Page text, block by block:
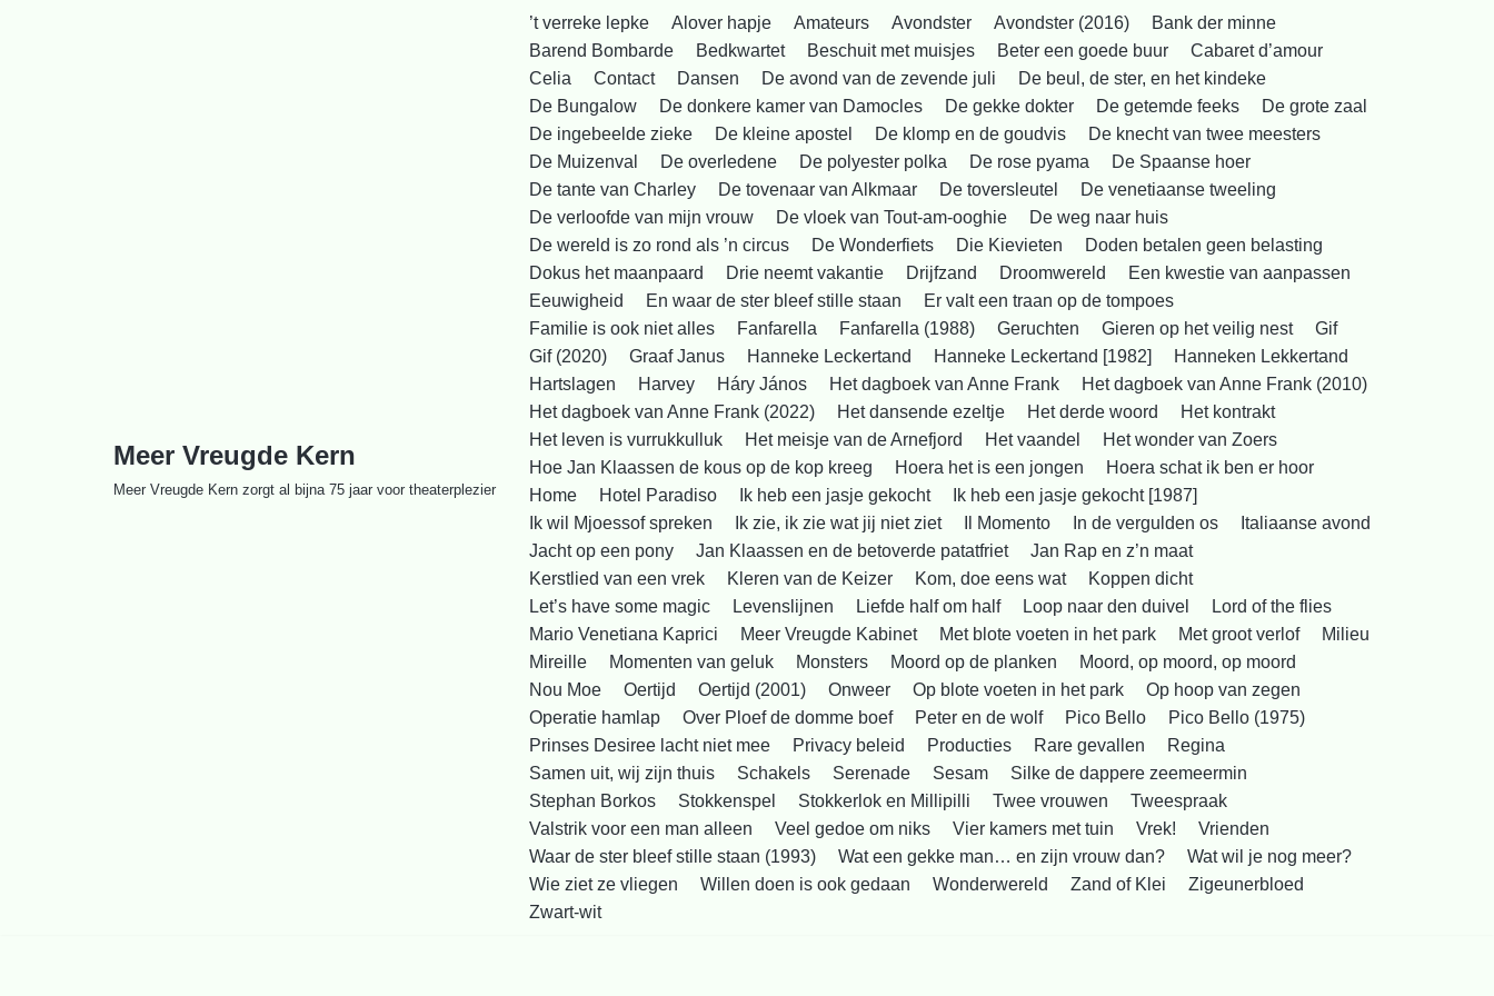
Meer Vreugde Kern
Meer Vreugde Kern zorgt al bijna 75 jaar voor theaterplezier
’t verreke lepke Alover hapje Amateurs Avondster Avondster (2016)
Bank der minne
Barend Bombarde
Bedkwartet Beschuit met muisjes Beter een goede buur
Cabaret d’amour
Celia
Contact Dansen De avond van de zevende juli
De beul, de ster, en het kindeke
De Bungalow
De donkere kamer van Damocles De gekke dokter De getemde feeks
De grote zaal
De ingebeelde zieke
De kleine apostel De klomp en de goudvis
De knecht van twee meesters
De Muizenval
De overledene De polyester polka De rose pyama
De Spaanse hoer
De tante van Charley
De tovenaar van Alkmaar De toversleutel
De venetiaanse tweeling
De verloofde van mijn vrouw
De vloek van Tout-am-ooghie
De weg naar huis
De wereld is zo rond als ’n circus
De Wonderfiets Die Kievieten
Doden betalen geen belasting
Dokus het maanpaard
Drie neemt vakantie Drijfzand Droomwereld
Een kwestie van aanpassen
Eeuwigheid
En waar de ster bleef stille staan
Er valt een traan op de tompoes
Familie is ook niet alles
Fanfarella Fanfarella (1988) Geruchten Gieren op het veilig nest
Gif
Gif (2020)
Graaf Janus Hanneke Leckertand Hanneke Leckertand [1982]
Hanneken Lekkertand
Hartslagen
Harvey Háry János Het dagboek van Anne Frank
Het dagboek van Anne Frank (2010)
Het dagboek van Anne Frank (2022)
Het dansende ezeltje Het derde woord
Het kontrakt
Het leven is vurrukkulluk
Het meisje van de Arnefjord Het vaandel
Het wonder van Zoers
Hoe Jan Klaassen de kous op de kop kreeg
Hoera het is een jongen
Hoera schat ik ben er hoor
Home
Hotel Paradiso Ik heb een jasje gekocht
Ik heb een jasje gekocht [1987]
Ik wil Mjoessof spreken
Ik zie, ik zie wat jij niet ziet Il Momento In de vergulden os
Italiaanse avond
Jacht op een pony
Jan Klaassen en de betoverde patatfriet
Jan Rap en z’n maat
Kerstlied van een vrek
Kleren van de Keizer Kom, doe eens wat
Koppen dicht
Let’s have some magic
Levenslijnen Liefde half om half Loop naar den duivel
Lord of the flies
Mario Venetiana Kaprici
Meer Vreugde Kabinet Met blote voeten in het park Met groot verlof
Milieu
Mireille
Momenten van geluk Monsters Moord op de planken
Moord, op moord, op moord
Nou Moe
Oertijd Oertijd (2001) Onweer Op blote voeten in het park
Op hoop van zegen
Operatie hamlap
Over Ploef de domme boef Peter en de wolf Pico Bello
Pico Bello (1975)
Prinses Desiree lacht niet mee
Privacy beleid Producties Rare gevallen
Regina
Samen uit, wij zijn thuis
Schakels Serenade Sesam
Silke de dappere zeemeermin
Stephan Borkos
Stokkenspel Stokkerlok en Millipilli Twee vrouwen
Tweespraak
Valstrik voor een man alleen
Veel gedoe om niks Vier kamers met tuin Vrek!
Vrienden
Waar de ster bleef stille staan (1993)
Wat een gekke man… en zijn vrouw dan?
Wat wil je nog meer?
Wie ziet ze vliegen
Willen doen is ook gedaan Wonderwereld Zand of Klei
Zigeunerbloed
Zwart-wit